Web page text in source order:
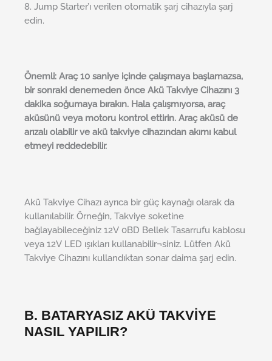
8. Jump Starter’ı verilen otomatik şarj cihazıyla şarj
edin.
Önemli: Araç 10 saniye içinde çalışmaya başlamazsa,
bir sonraki denemeden önce Akü Takviye Cihazını 3
dakika soğumaya bırakın. Hala çalışmıyorsa, araç
aküsünü veya motoru kontrol ettirin. Araç aküsü de
arızalı olabilir ve akü takviye cihazından akımı kabul
etmeyi reddedebilir.
Akü Takviye Cihazı ayrıca bir güç kaynağı olarak da
kullanılabilir. Örneğin, Takviye soketine
bağlayabileceğiniz 12V 0BD Bellek Tasarrufu kablosu
veya 12V LED ışıkları kullanabilir¬siniz. Lütfen Akü
Takviye Cihazını kullandıktan sonar daima şarj edin.
B. BATARYASIZ AKÜ TAKVİYE
NASIL YAPILIR?